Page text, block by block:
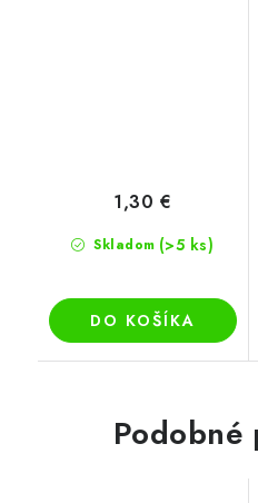
Skladom (>5 ks)
1,30 €
DO KOŠÍKA